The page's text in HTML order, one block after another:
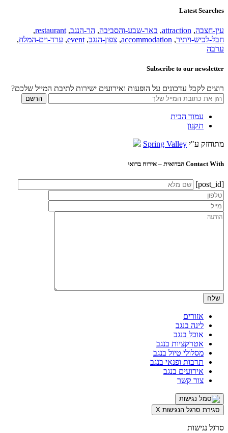
Latest Searches
עין-חצבה,
attraction
, באר-שבע-והסביבה, הר-הנגב,
restaurant
,
חבל-לכיש-ויתיר,
accommodation
, צפון-הנגב,
event
, ערד-וים-המלח,
ערבה
Subscribe to our newsletter
רוצים לקבל עדכונים על הופעות ואירועים ישירות לתיבת המייל שלכם?
עמוד הבית
תקנון
מתוחזק ע"י Spring Valley
Contact With הבדואית – אירוח בדואי
[post_id]
אזורים
לינה בנגב
אוכל בנגב
אטרקציות בנגב
מסלולי טיול בנגב
תרבות ופנאי בנגב
אירועים בנגב
צור קשר
סגירת סרגל הנגישות X
סרגל נגישות